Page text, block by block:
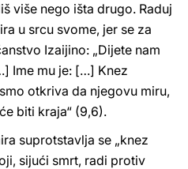
više nego išta drugo. Raduj
u srcu svome, jer se za
Izaijino: „Dijete nam
Ime mu je: […] Knez
otkriva da njegovu miru,
biti kraja“ (9,6).
suprotstavlja se „knez
sijući smrt, radi protiv